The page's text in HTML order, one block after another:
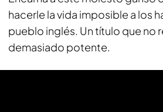
hacerle la vida imposible a los
pueblo inglés. Un título que no
demasiado potente.